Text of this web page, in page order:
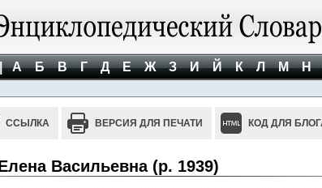
А Б В Г Д Е Ж З И Й К Л М Н
ССЫЛКА ВЕРСИЯ ДЛЯ ПЕЧАТИ КОД ДЛЯ
Васильевна (р. 1939)